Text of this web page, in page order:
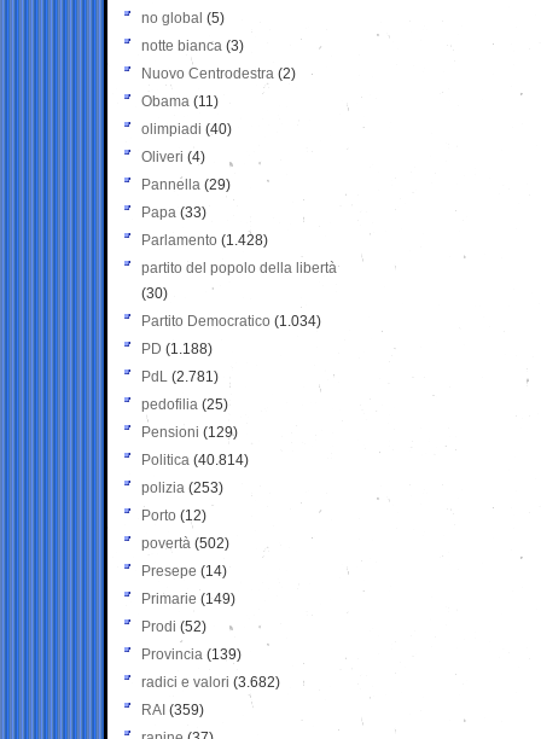
no global (5)
notte bianca (3)
Nuovo Centrodestra (2)
Obama (11)
olimpiadi (40)
Oliveri (4)
Pannella (29)
Papa (33)
Parlamento (1.428)
partito del popolo della libertà
(30)
Partito Democratico (1.034)
PD (1.188)
PdL (2.781)
pedofilia (25)
Pensioni (129)
Politica (40.814)
polizia (253)
Porto (12)
povertà (502)
Presepe (14)
Primarie (149)
Prodi (52)
Provincia (139)
radici e valori (3.682)
RAI (359)